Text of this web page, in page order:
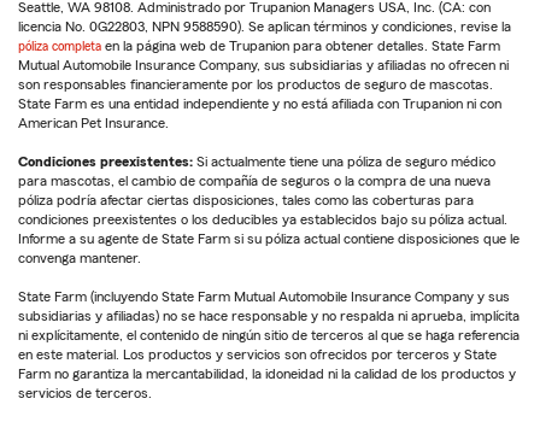
Seattle, WA 98108. Administrado por Trupanion Managers USA, Inc. (CA: con
licencia No. 0G22803, NPN 9588590). Se aplican términos y condiciones, revise la
póliza completa en la página web de Trupanion para obtener detalles. State Farm
Mutual Automobile Insurance Company, sus subsidiarias y afiliadas no ofrecen ni
son responsables financieramente por los productos de seguro de mascotas.
State Farm es una entidad independiente y no está afiliada con Trupanion ni con
American Pet Insurance.
Condiciones preexistentes: Si actualmente tiene una póliza de seguro médico
para mascotas, el cambio de compañía de seguros o la compra de una nueva
póliza podría afectar ciertas disposiciones, tales como las coberturas para
condiciones preexistentes o los deducibles ya establecidos bajo su póliza actual.
Informe a su agente de State Farm si su póliza actual contiene disposiciones que le
convenga mantener.
State Farm (incluyendo State Farm Mutual Automobile Insurance Company y sus
subsidiarias y afiliadas) no se hace responsable y no respalda ni aprueba, implícita
ni explícitamente, el contenido de ningún sitio de terceros al que se haga referencia
en este material. Los productos y servicios son ofrecidos por terceros y State
Farm no garantiza la mercantabilidad, la idoneidad ni la calidad de los productos y
servicios de terceros.